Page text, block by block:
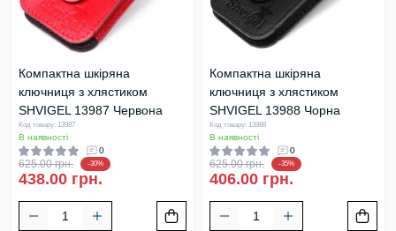
Компактна шкіряна
ключниця з хлястиком
SHVIGEL 13987 Червона
Код товару: 13987
В наявності
0
625.00 грн. -30%
438.00 грн.
Компактна шкіряна
ключниця з хлястиком
SHVIGEL 13988 Чорна
Код товару: 13988
В наявності
0
625.00 грн. -35%
406.00 грн.